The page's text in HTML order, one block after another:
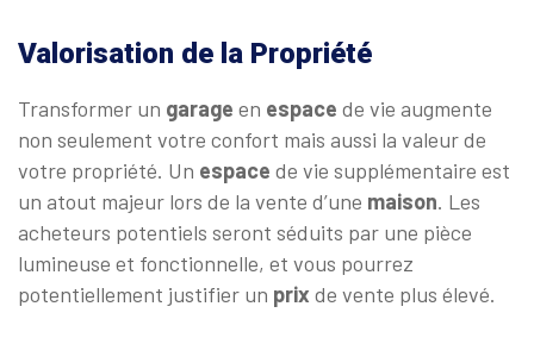
Valorisation de la Propriété
Transformer un garage en espace de vie augmente
non seulement votre confort mais aussi la valeur de
votre propriété. Un espace de vie supplémentaire est
un atout majeur lors de la vente d’une maison. Les
acheteurs potentiels seront séduits par une pièce
lumineuse et fonctionnelle, et vous pourrez
potentiellement justifier un prix de vente plus élevé.